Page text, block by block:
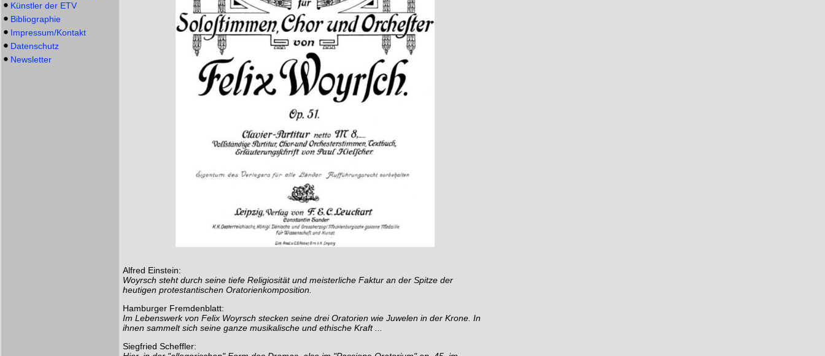
Künstler der ETV
Bibliographie
Impressum/Kontakt
Datenschutz
Newsletter
Alfred Einstein:
Woyrsch steht durch seine tiefe Religiosität und meisterliche Faktur an der Spitze der
heutigen protestantischen Oratorienkomposition.
Hamburger Fremdenblatt:
Im Lebenswerk von Felix Woyrsch stecken seine drei Oratorien wie Juwelen in der Krone. In
ihnen sammelt sich seine ganze musikalische und ethische Kraft ...
Siegfried Scheffler: